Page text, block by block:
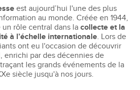
est aujourd’hui l'une des plus
au monde. Créée en 1944,
un rôle central dans lacollecte et la
à l’échelle internationale. Lors de
ont eu l'occasion de découvrir
enrichi par des décennies de
les grands événements de la
siècle jusqu'à nos jours.